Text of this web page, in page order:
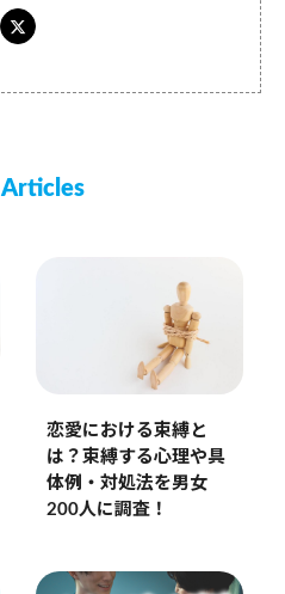
Articles
恋愛における束縛と
は？束縛する心理や具
体例・対処法を男女
200人に調査！